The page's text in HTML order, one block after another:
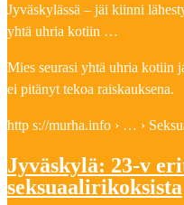
Jyväskylässä – jäi kiinni
yhtä uhria kotiin …
Mies seurasi yhtä uhria kotiin
ei pitänyt tekoa raiskauksena.
http s://murha.info › … ›
Jyväskylä: 23-v
seksuaalirikoksista